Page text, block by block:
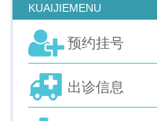
KUAIJIEMENU
预约挂号
出诊信息